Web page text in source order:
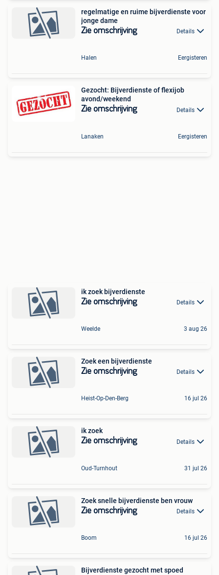
regelmatige en ruime bijverdienste voor
jonge dame
Zie omschrijving Details
Halen Eergisteren
Gezocht: Bijverdienste of flexijob
avond/weekend
Zie omschrijving Details
Lanaken Eergisteren
ik zoek bijverdienste
Zie omschrijving Details
Weelde 3 aug 26
Zoek een bijverdienste
Zie omschrijving Details
Heist-Op-Den-Berg 16 jul 26
ik zoek
Zie omschrijving Details
Oud-Turnhout 31 jul 26
Zoek snelle bijverdienste ben vrouw
Zie omschrijving Details
Boom 16 jul 26
Bijverdienste gezocht met spoed